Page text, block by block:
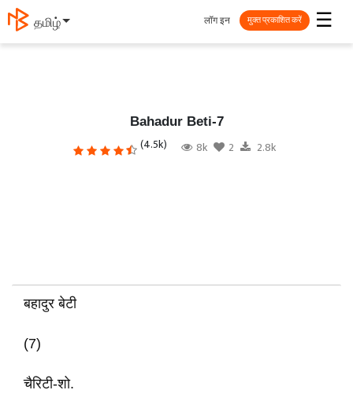
தமிழ் ☰
लॉग इन मुक्त प्रकाशित करें
Bahadur Beti-7
(4.5k) 8k 2 2.8k
बहादुर बेटी
(7)
चैरिटी-शो.